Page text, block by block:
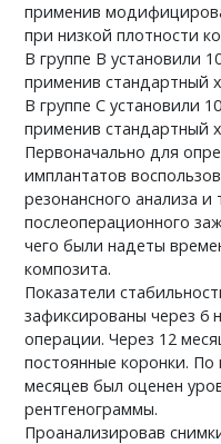
применив
при низкой плотности
В группе В установили
применив стандартный
В группе С установили
применив стандартный
Первоначально для
имплантатов
резонансного анализа
послеоперационного
чего были надеты
композита.
Показатели
зафиксированы через 6
операции. Через 12
постоянные коронки.
месяцев был оценен
рентгенограммы.
Проанализировав